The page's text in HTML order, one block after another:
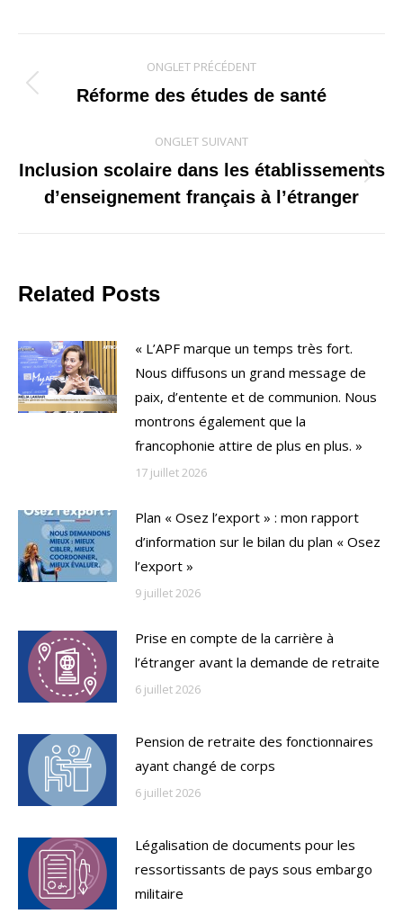
de
commentaire
ONGLET PRÉCÉDENT
Onglet
Réforme des études de santé
ONGLET SUIVANT
Onglet
suivant
Inclusion scolaire dans les établissements
d’enseignement français à l’étranger
Related Posts
« L’APF marque un temps très fort.
Nous diffusons un grand message de
paix, d’entente et de communion. Nous
montrons également que la
francophonie attire de plus en plus. »
17 juillet 2026
Plan « Osez l’export » : mon rapport
d’information sur le bilan du plan « Osez
l’export »
9 juillet 2026
Prise en compte de la carrière à
l’étranger avant la demande de retraite
6 juillet 2026
Pension de retraite des fonctionnaires
ayant changé de corps
6 juillet 2026
Légalisation de documents pour les
ressortissants de pays sous embargo
militaire